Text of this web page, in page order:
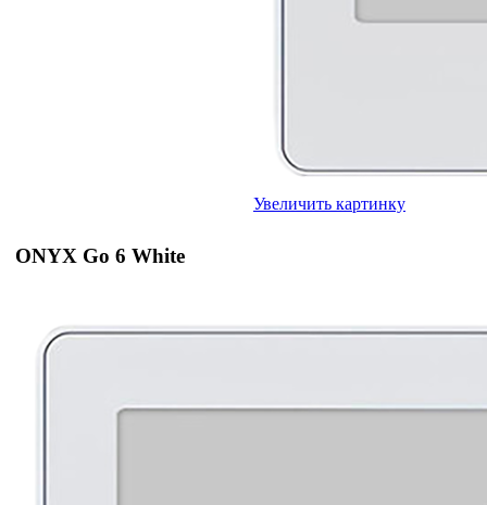
Увеличить картинку
ONYX Go 6 White